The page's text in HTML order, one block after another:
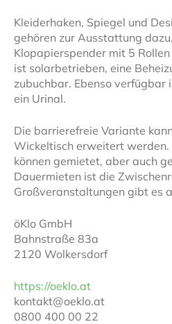
Kleiderhaken, Spiegel und
gehören zur Ausstattung
Klopapierspender mit 5
ist solarbetrieben, eine
zubuchbar. Ebenso verfügbar
ein Urinal.
Die barrierefreie Variante
Wickeltisch erweitert werden.
können gemietet, aber auch
Dauermieten ist die
Großveranstaltungen gibt es
öKlo GmbH
Bahnstraße 83a
2120 Wolkersdorf
https://oeklo.at
kontakt@oeklo.at
0800 400 00 22